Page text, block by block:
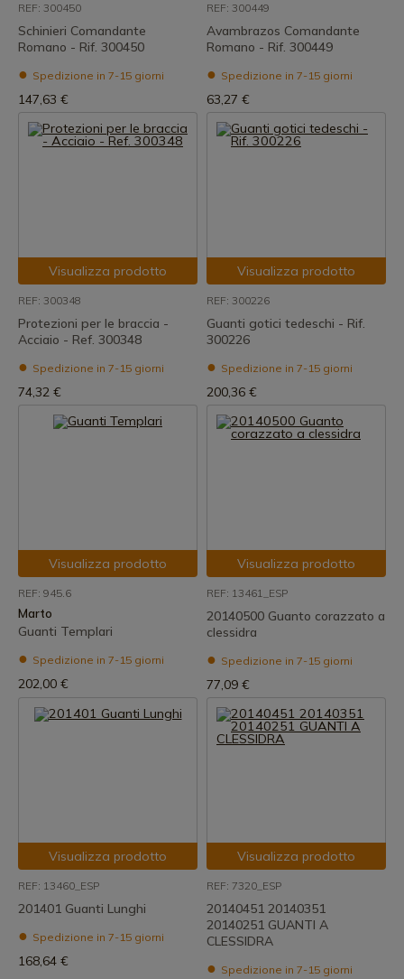
REF: 300450
Schinieri Comandante
Romano - Rif. 300450
Spedizione in 7-15 giorni
147,63 €
REF: 300449
Avambrazos Comandante
Romano - Rif. 300449
Spedizione in 7-15 giorni
63,27 €
Visualizza prodotto
REF: 300348
Protezioni per le braccia -
Acciaio - Ref. 300348
Spedizione in 7-15 giorni
74,32 €
Visualizza prodotto
REF: 300226
Guanti gotici tedeschi - Rif.
300226
Spedizione in 7-15 giorni
200,36 €
Visualizza prodotto
REF: 945.6
Marto
Guanti Templari
Spedizione in 7-15 giorni
202,00 €
Visualizza prodotto
REF: 13461_ESP
20140500 Guanto corazzato a
clessidra
Spedizione in 7-15 giorni
77,09 €
Visualizza prodotto
REF: 13460_ESP
201401 Guanti Lunghi
Spedizione in 7-15 giorni
168,64 €
Visualizza prodotto
REF: 7320_ESP
20140451 20140351
20140251 GUANTI A
CLESSIDRA
Spedizione in 7-15 giorni